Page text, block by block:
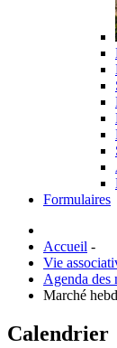
Formulaires
Accueil -
Vie
Agenda des
Marché
Calendrier